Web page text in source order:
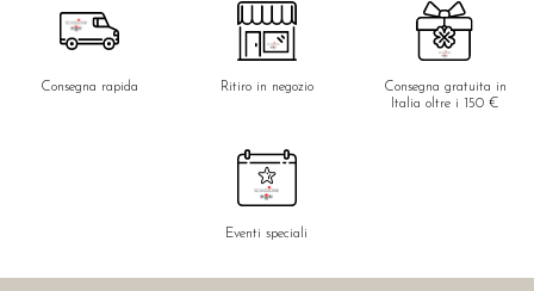
Consegna rapida Ritiro in negozio
Consegna gratuita in
Italia oltre i 150 €
Eventi speciali